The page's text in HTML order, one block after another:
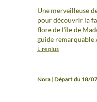
Une merveilleuse
pour découvrir la
flore de l'île de
guide remarquable
l'écoute et qui a, à
de l'aventure, c'est
Lire plus
Nora | Départ du 18/